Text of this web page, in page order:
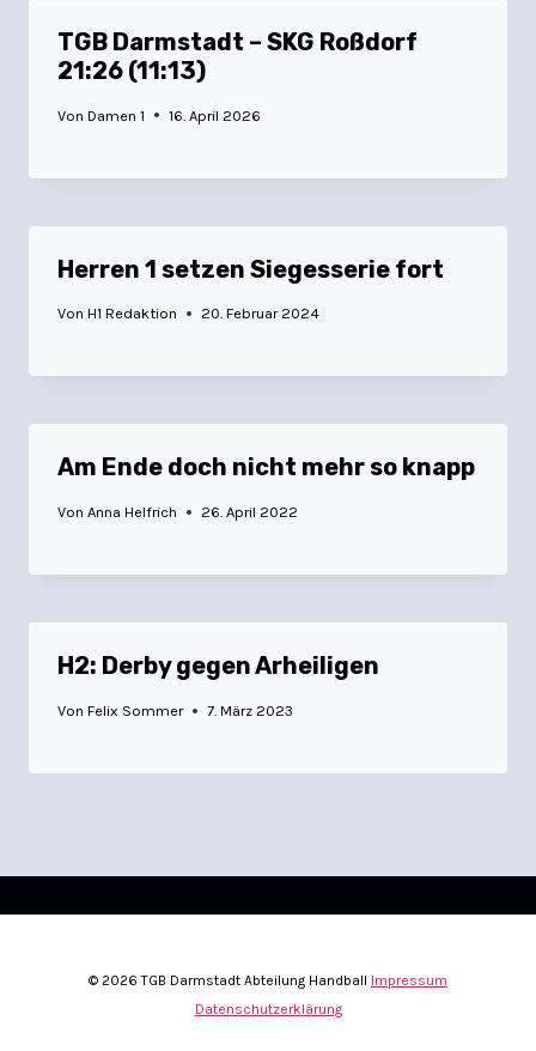
TGB Darmstadt – SKG Roßdorf
21:26 (11:13)
Von Damen 1 16. April 2026
Herren 1 setzen Siegesserie fort
Von H1 Redaktion 20. Februar 2024
Am Ende doch nicht mehr so knapp
Von Anna Helfrich 26. April 2022
H2: Derby gegen Arheiligen
Von Felix Sommer 7. März 2023
© 2026 TGB Darmstadt Abteilung Handball Impressum
Datenschutzerklärung